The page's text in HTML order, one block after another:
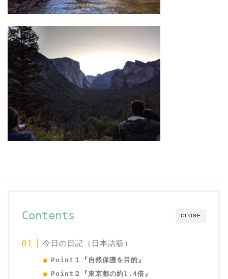
CLOSE
Contents
今日の日記（日本語版）
Point１『自然保護を目的』
Point２『東京都の約1.4倍』